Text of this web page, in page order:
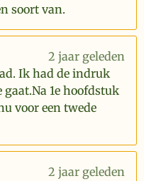
soort van.
2 jaar geleden
Ik had de indruk
1e hoofdstuk
voor een twede
2 jaar geleden